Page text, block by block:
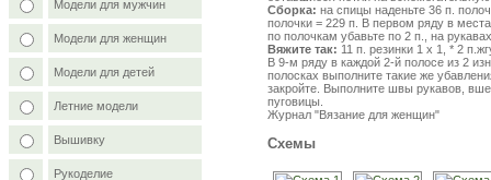
Модели для мужчин
Модели для женщин
Модели для детей
Летние модели
Вышивку
Рукоделие
Сборка: на спицы наденьте 36 п.
полочки = 229 п. В первом ряду в
по полочкам убавьте по 2 п., на
Вяжите так: 11 п. резинки 1 x 1, * 2
В 9-м ряду в каждой 2-й полосе из 2
полосках выполните такие же
закройте. Выполните швы рукавов,
пуговицы.
Журнал "Вязание для женщин"
Схемы